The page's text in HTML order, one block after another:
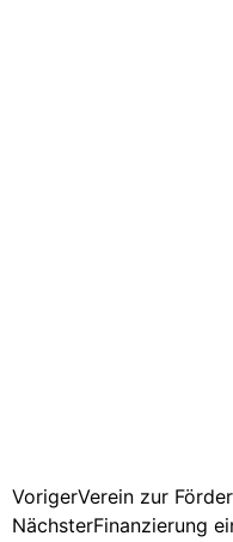
VorigerVerein zur
NächsterFinanzierung